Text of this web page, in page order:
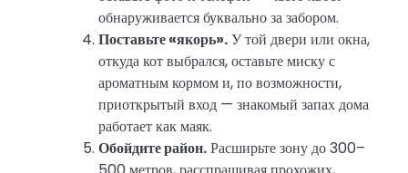
обнаруживается буквально за забором.
Поставьте «якорь».У той двери или окна,
откуда кот выбрался, оставьте миску с
ароматным кормом и, по возможности,
приоткрытый вход — знакомый запах дома
работает как маяк.
Обойдите район.Расширьте зону до 300–